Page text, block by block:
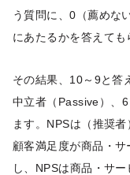
う質問に、0（薦めな
にあたるかを答えても
その結果、10～9と答
中立者（Passive）、
ます。NPSは（推奨
顧客満足度が商品・
し、NPSは商品・サ